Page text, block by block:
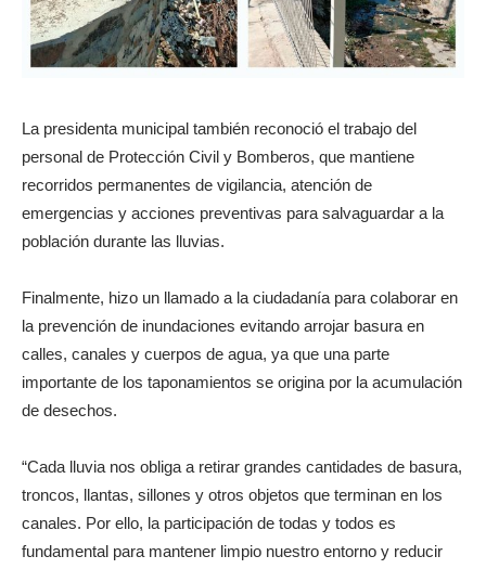
La presidenta municipal también reconoció el trabajo del
personal de Protección Civil y Bomberos, que mantiene
recorridos permanentes de vigilancia, atención de
emergencias y acciones preventivas para salvaguardar a la
población durante las lluvias.
Finalmente, hizo un llamado a la ciudadanía para colaborar en
la prevención de inundaciones evitando arrojar basura en
calles, canales y cuerpos de agua, ya que una parte
importante de los taponamientos se origina por la acumulación
de desechos.
“Cada lluvia nos obliga a retirar grandes cantidades de basura,
troncos, llantas, sillones y otros objetos que terminan en los
canales. Por ello, la participación de todas y todos es
fundamental para mantener limpio nuestro entorno y reducir